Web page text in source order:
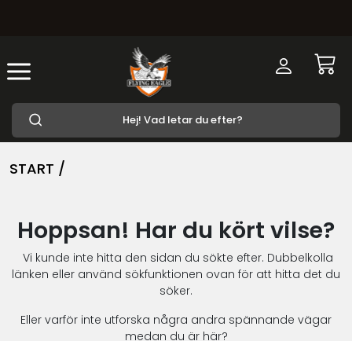
START /
Hoppsan! Har du kört vilse?
Vi kunde inte hitta den sidan du sökte efter. Dubbelkolla
länken eller använd sökfunktionen ovan för att hitta det du
söker.
Eller varför inte utforska några andra spännande vägar
medan du är här?